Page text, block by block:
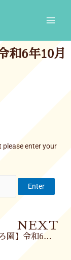
和6年10月
enter your
NEXT
【新さっぽろ園】令和6年10月18日(金)